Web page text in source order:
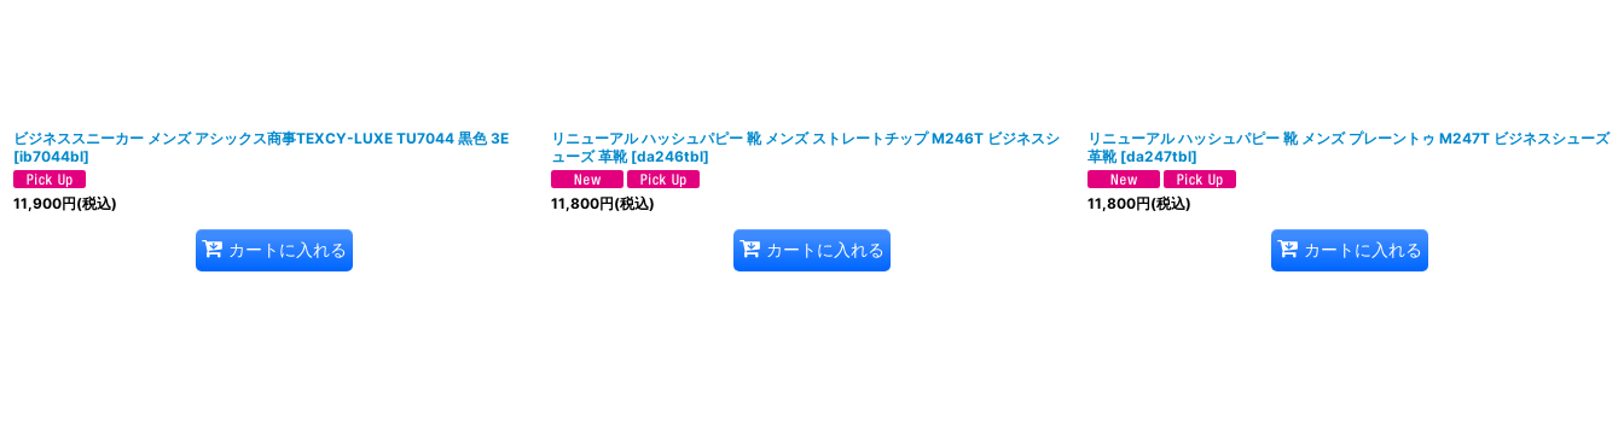
ビジネススニーカー メンズ アシックス商事TEXCY-LUXE TU7044 黒色 3E
[ib7044bl]
11,900円(税込)
カートに入れる
リニューアル ハッシュパピー 靴 メンズ ストレートチップ M246T ビジネスシ
ューズ 革靴 [da246tbl]
11,800円(税込)
カートに入れる
リニューアル ハッシュパピー 靴 メンズ プレーントゥ M247T ビジネスシューズ
革靴 [da247tbl]
11,800円(税込)
カートに入れる